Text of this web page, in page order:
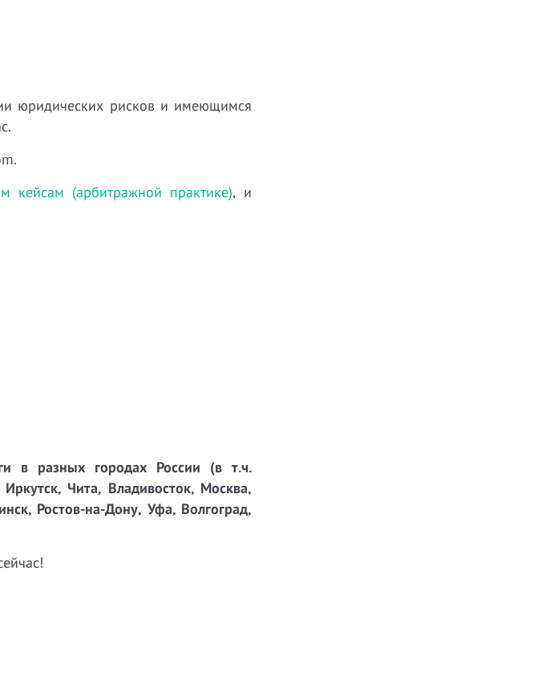
юридических рисков и имеющимся
(арбитражной практике), и
в разных городах России (в т.ч.
Чита, Владивосток, Москва,
Ростов-на-Дону, Уфа, Волгоград,